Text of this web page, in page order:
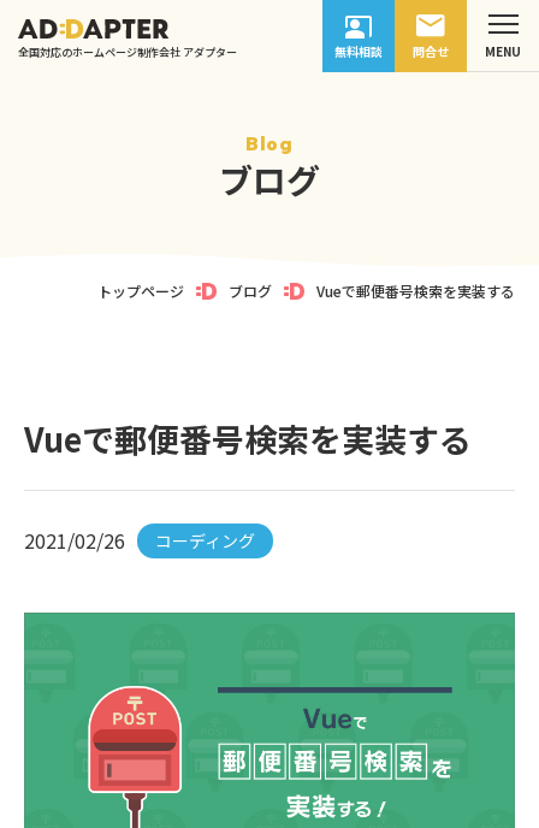
全国対応のホームページ制作会社 アダプター 無料相談 問合せ
Blog
ブログ
トップページ ブログ Vueで郵便番号検索を実装する
Vueで郵便番号検索を実装する
2021/02/26 コーディング